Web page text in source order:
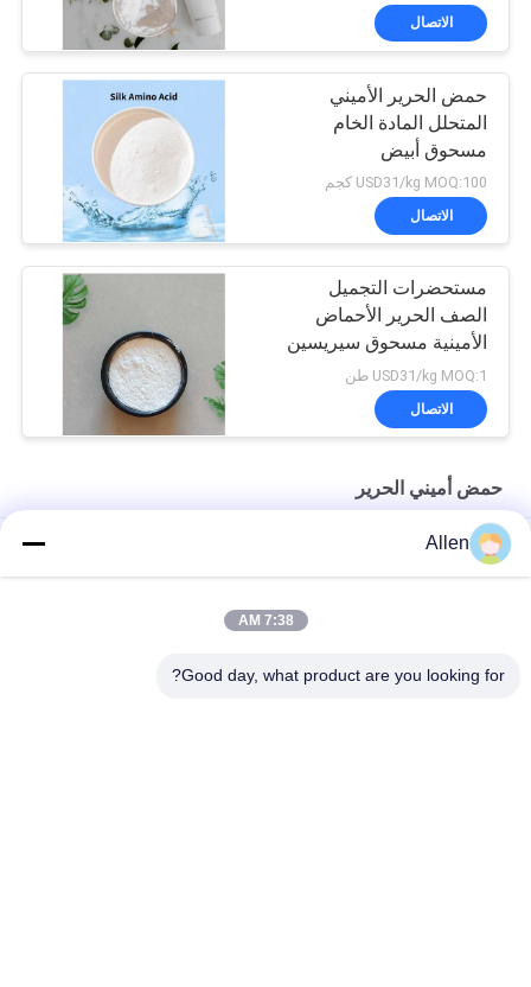
الاتصال
حمض الحرير الأميني
المتحلل المادة الخام
مسحوق أبيض
USD31/kg MOQ:100 كجم
الاتصال
مستحضرات التجميل
الصف الحرير الأحماض
الأمينية مسحوق سيريسين
للحصول على قناع الوجه
مكيف الشعر
USD31/kg MOQ:1 طن
الاتصال
حمض أميني الحرير
كاس 96690-41-4 مسحوق أبيض بروتين الحرير المتحلل
الحرير الببتيد مسحوق الحرير الببتيد
Allen
7:38 AM
Good day, what product are you looking for?